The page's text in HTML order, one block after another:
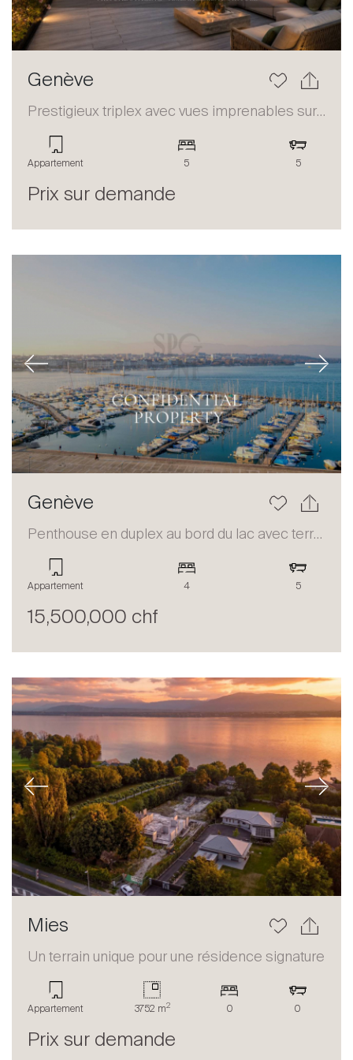
Genève
Prestigieux triplex avec vues imprenables sur le lac et les Alpes
Appartement 5 5
Prix sur demande
Previous Next
Genève
Penthouse en duplex au bord du lac avec terrasse et vue panoramique
Appartement 4 5
15,500,000 chf
Previous Next
Mies
Un terrain unique pour une résidence signature
Appartement 3752 m2 0 0
Prix sur demande